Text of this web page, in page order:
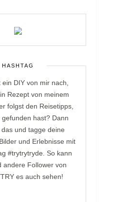
HASHTAG
ein DIY von mir nach,
Rezept von meinem
folgst den Reisetipps,
hast? Dann
und tagge deine
und Erlebnisse mit
#trytrytryde. So kann
andere Follower von
es auch sehen!